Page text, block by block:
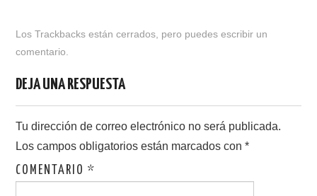
c
e
b
o
o
k
st
d
o
n
ail m
tir
Los Trackbacks están cerrados, pero puedesescribir un
comentario
DEJA UNA RESPUESTA
Tu dirección de correo electrónico no será publicada.
Los campos obligatorios están marcados con*
COMENTARIO*